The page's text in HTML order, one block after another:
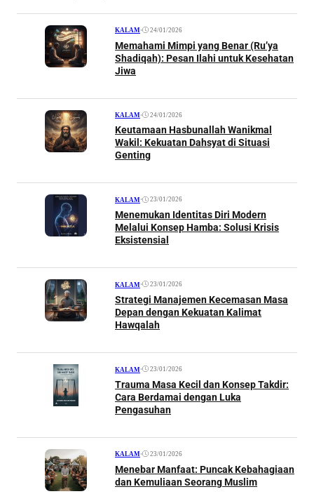
KALAM • 24/01/2026
Memahami Mimpi yang Benar (Ru’ya
Shadiqah): Pesan Ilahi untuk Kesehatan
Jiwa
KALAM • 24/01/2026
Keutamaan Hasbunallah Wanikmal
Wakil: Kekuatan Dahsyat di Situasi
Genting
KALAM • 23/01/2026
Menemukan Identitas Diri Modern
Melalui Konsep Hamba: Solusi Krisis
Eksistensial
KALAM • 23/01/2026
Strategi Manajemen Kecemasan Masa
Depan dengan Kekuatan Kalimat
Hawqalah
KALAM • 23/01/2026
Trauma Masa Kecil dan Konsep Takdir:
Cara Berdamai dengan Luka
Pengasuhan
KALAM • 23/01/2026
Menebar Manfaat: Puncak Kebahagiaan
dan Kemuliaan Seorang Muslim